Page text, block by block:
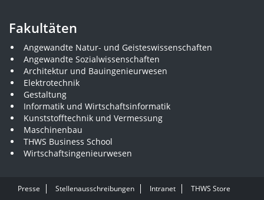
Fakultäten
Angewandte Natur- und Geisteswissenschaften
Angewandte Sozialwissenschaften
Architektur und Bauingenieurwesen
Elektrotechnik
Gestaltung
Informatik und Wirtschaftsinformatik
Kunststofftechnik und Vermessung
Maschinenbau
THWS Business School
Wirtschaftsingenieurwesen
Presse Stellenausschreibungen Intranet THWS Store